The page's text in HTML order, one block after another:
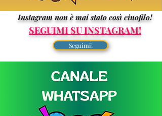
Instagram non è mai stato così cinofilo!
SEGUIMI SU INSTAGRAM!
Seguimi!